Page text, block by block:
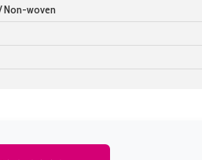
Non-woven